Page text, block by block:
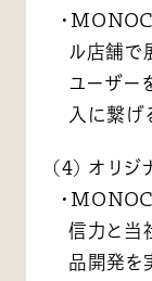
・
ル店舗で
ユーザー
入に繋げ
(4) オリジ
・
信力と当
品開発を